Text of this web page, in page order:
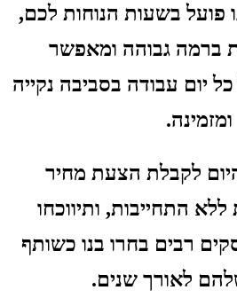
פועל בשעות הנוחות לכם,
ברמה גבוהה ומאפשר
יום עבודה בסביבה נקייה
ומזמינה.
היום לקבלת הצעת מחיר
התחייבות, ותיווכחו
רבים בחרו בנו כשותף
לאורך שנים.